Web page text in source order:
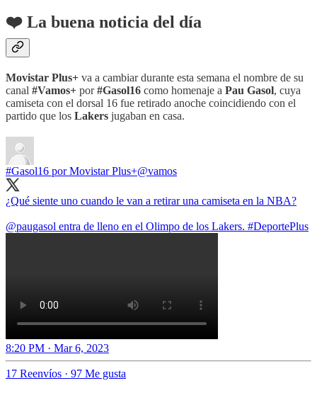
❤️ La buena noticia del día
Movistar Plus+ va a cambiar durante esta semana el nombre de su
canal #Vamos+ por#Gasol16 como homenaje a Pau Gasol, cuya
camiseta con el dorsal 16 fue retirado anoche coincidiendo con el
partido que los Lakers jugaban en casa.
#Gasol16 por Movistar Plus+@vamos
¿Qué siente uno cuando le van a retirar una camiseta en la NBA?
@paugasol entra de lleno en el Olimpo de los Lakers. #DeportePlus
8:20 PM · Mar 6, 2023
17 Reenvíos · 97 Me gusta